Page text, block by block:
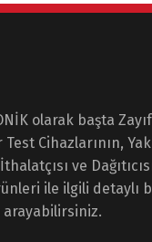
olarak başta
Cihazlarının,
ve
ile ilgili detaylı